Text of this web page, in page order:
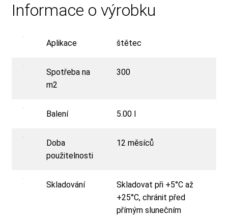
Informace o výrobku
Aplikace štětec
Spotřeba na
m2
300
Balení 5.00 l
Doba
použitelnosti
12 měsíců
Skladování
Skladovat při +5°C až
+25°C, chránit před
přímým slunečním